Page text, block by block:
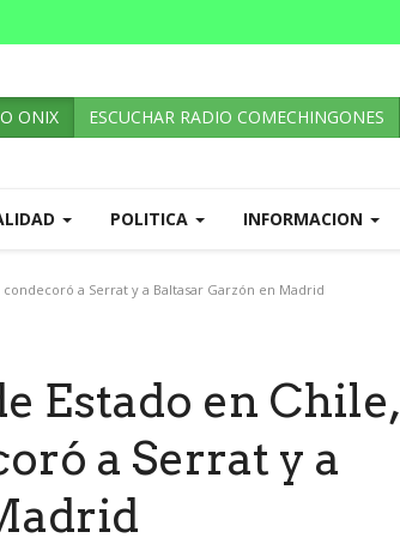
ONIX ESCUCHAR RADIO COMECHINGONES
POLITICA INFORMACION
a Serrat y a Baltasar Garzón en Madrid
Estado en Chile,
a Serrat y a